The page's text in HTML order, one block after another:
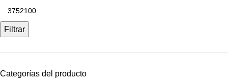
Filtrar
Categorías del producto